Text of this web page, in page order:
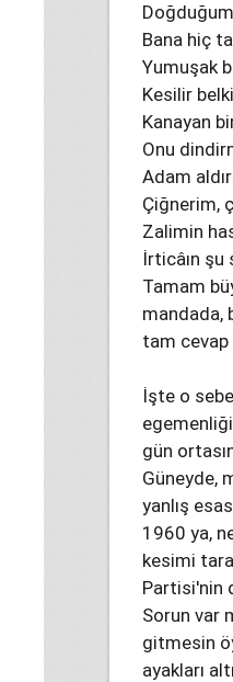
Bana hiç
Yumuşak
Kesilir
Kanayan
Onu
Adam
Çiğnerim,
Zalimin
İrticâın şu
Tamam
mandada,
tam
İşte o
gün
Güneyde,
yanlış
1960 ya,
kesimi
Partisi'nin
Sorun var
gitmesin
ayakları